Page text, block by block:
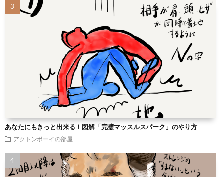
あなたにもきっと出来る！図解「完璧マッスルスパーク」のやり方
アクトンボーイの部屋